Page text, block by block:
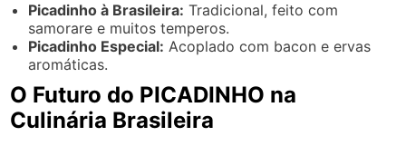
Picadinho à Brasileira: Tradicional, feito com
samorare e muitos temperos.
Picadinho Especial: Acoplado com bacon e ervas
aromáticas.
O Futuro do PICADINHO na
Culinária Brasileira